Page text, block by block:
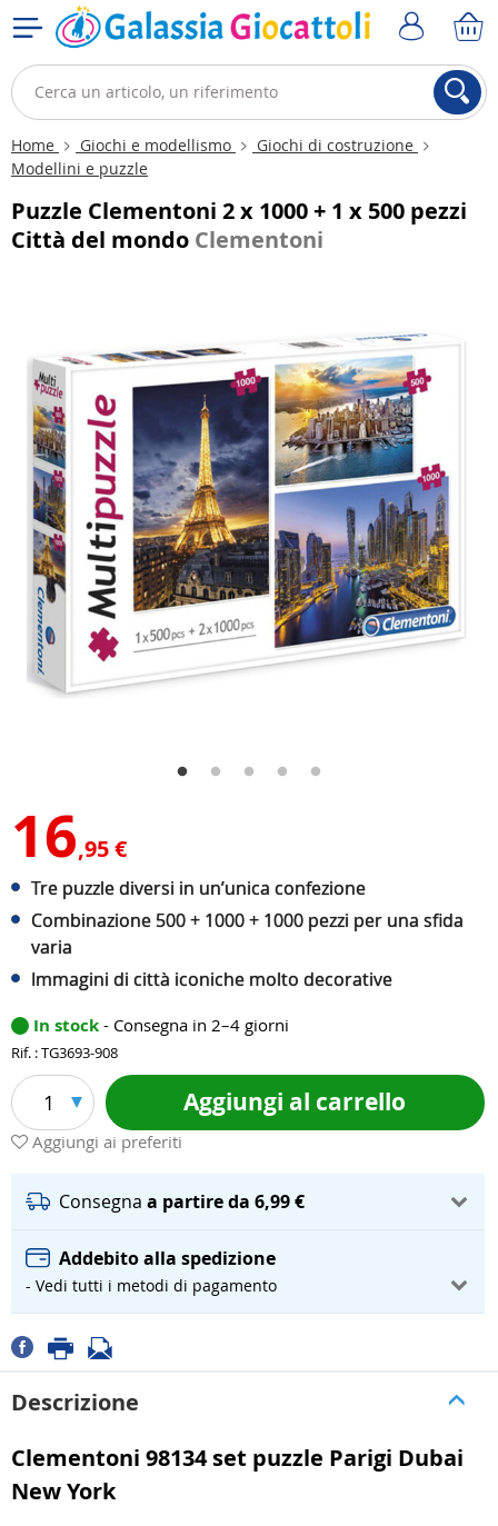
Home Giochi e modellismo
Giochi di costruzione
Modellini e puzzle
Puzzle Clementoni 2 x 1000 + 1 x 500 pezzi
Città del mondo Clementoni
16,95 €
Tre puzzle diversi in un’unica confezione
Combinazione 500 + 1000 + 1000 pezzi per una sfida
varia
Immagini di città iconiche molto decorative
In stock - Consegna in 2–4 giorni
Rif. : TG3693-908
1 Aggiungi al carrello
Aggiungi ai preferiti
Consegna a partire da 6,99 €
Addebito alla spedizione
- Vedi tutti i metodi di pagamento
Descrizione
Clementoni 98134 set puzzle Parigi Dubai
New York